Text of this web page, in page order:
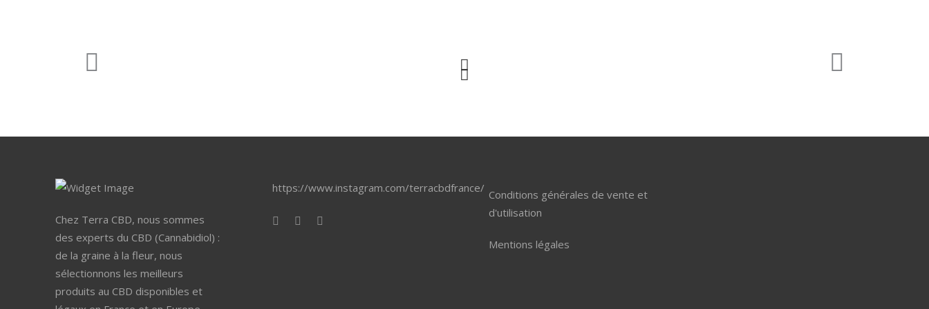
Chez Terra CBD, nous sommes
des experts du CBD (Cannabidiol) :
de la graine à la fleur, nous
sélectionnons les meilleurs
produits au CBD disponibles et
https://www.instagram.com/terracbdfrance/ Conditions générales de vente et
d'utilisation
Mentions légales